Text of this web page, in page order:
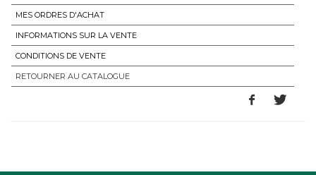
MES ORDRES D'ACHAT
INFORMATIONS SUR LA VENTE
CONDITIONS DE VENTE
RETOURNER AU CATALOGUE